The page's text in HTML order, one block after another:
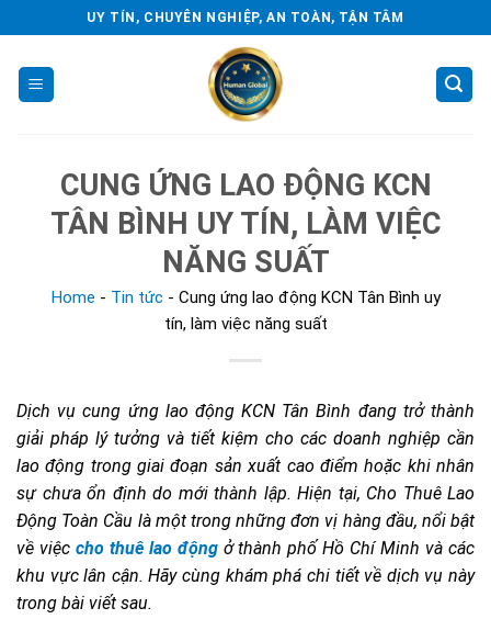
to
content
UY TÍN, CHUYÊN NGHIỆP, AN TOÀN, TẬN TÂM
CUNG ỨNG LAO ĐỘNG KCN
TÂN BÌNH UY TÍN, LÀM VIỆC
NĂNG SUẤT
Home - Tin tức - Cung ứng lao động KCN Tân Bình uy
tín, làm việc năng suất
Dịch vụ cung ứng lao động KCN Tân Bình đang trở thành
giải pháp lý tưởng và tiết kiệm cho các doanh nghiệp cần
lao động trong giai đoạn sản xuất cao điểm hoặc khi nhân
sự chưa ổn định do mới thành lập. Hiện tại, Cho Thuê Lao
Động Toàn Cầu là một trong những đơn vị hàng đầu, nổi bật
về việc cho thuê lao độngở thành phố Hồ Chí Minh và các
khu vực lân cận. Hãy cùng khám phá chi tiết về dịch vụ này
trong bài viết sau.